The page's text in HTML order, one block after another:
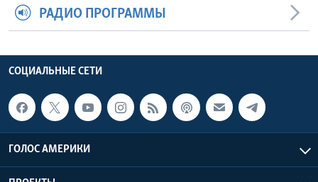
РАДИО ПРОГРАММЫ
СОЦИАЛЬНЫЕ СЕТИ
ГОЛОС АМЕРИКИ